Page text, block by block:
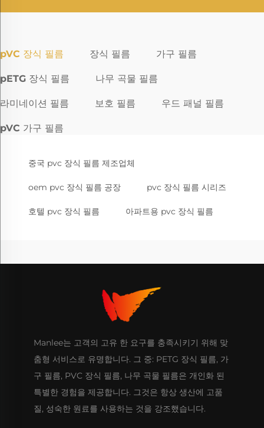
pVC 장식 필름 장식 필름 가구 필름
pETG 장식 필름 나무 곡물 필름
라미네이션 필름 보호 필름 우드 패널 필름
pVC 가구 필름
중국 pvc 장식 필름 제조업체
oem pvc 장식 필름 공장 pvc 장식 필름 시리즈
호텔 pvc 장식 필름 아파트용 pvc 장식 필름
Manlee는 고객의 고유 한 요구를 충족시키기 위해 맞
춤형 서비스로 유명합니다. 그 중: PETG 장식 필름, 가
구 필름, PVC 장식 필름, 나무 곡물 필름은 개인화 된
특별한 경험을 제공합니다. 그것은 항상 생산에 고품
질, 성숙한 원료를 사용하는 것을 강조했습니다.